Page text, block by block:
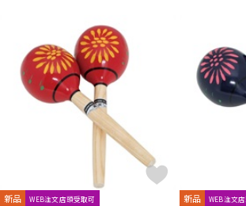
新品 WEB注文店頭受取可 新品 WEB注文